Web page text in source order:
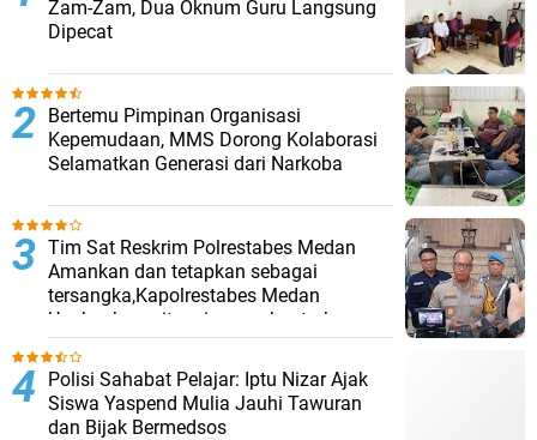
Zam-Zam, Dua Oknum Guru Langsung
Dipecat
Bertemu Pimpinan Organisasi
Kepemudaan, MMS Dorong Kolaborasi
Selamatkan Generasi dari Narkoba
Tim Sat Reskrim Polrestabes Medan
Amankan dan tetapkan sebagai
tersangka,Kapolrestabes Medan
Ungkapkan, situasi pasca bentrokan
telah kembali kondusif.
Polisi Sahabat Pelajar: Iptu Nizar Ajak
Siswa Yaspend Mulia Jauhi Tawuran
dan Bijak Bermedsos